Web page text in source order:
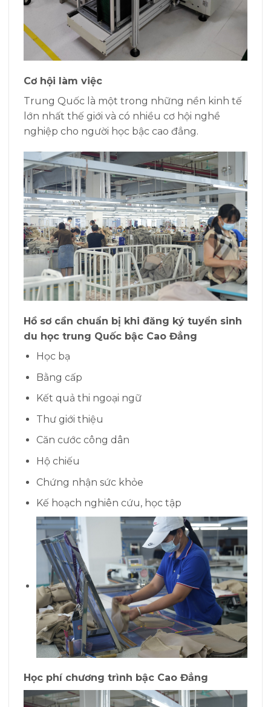
Cơ hội làm việc
Trung Quốc là một trong những nền kinh tế
lớn nhất thế giới và có nhiều cơ hội nghề
nghiệp cho người học bậc cao đẳng.
Hồ sơ cần chuẩn bị khi đăng ký tuyển sinh
du học trung Quốc bậc Cao Đẳng
Học bạ
Bằng cấp
Kết quả thi ngoại ngữ
Thư giới thiệu
Căn cước công dân
Hộ chiếu
Chứng nhận sức khỏe
Kế hoạch nghiên cứu, học tập
Học phí chương trình bậc Cao Đẳng